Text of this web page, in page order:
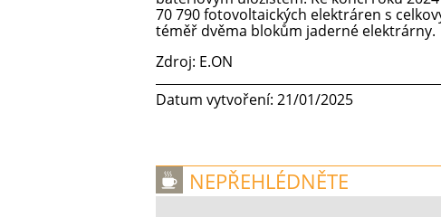
70 790 fotovoltaických elektráren s
téměř dvěma blokům jaderné elektrárny.
Zdroj: E.ON
Datum vytvoření: 21/01/2025
NEPŘEHLÉDNĚTE